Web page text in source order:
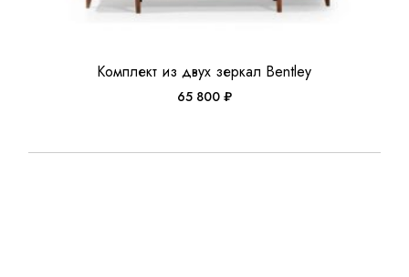
Комплект из двух зеркал Bentley
65 800 ₽